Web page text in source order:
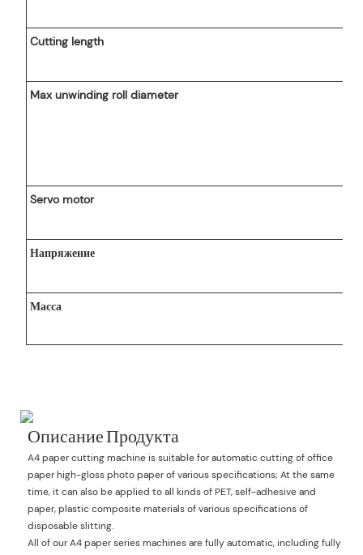
Cutting length
Max unwinding roll diameter
Servo motor
Напряжение
Масса
2020
Описание Продукта
A4 paper cutting machine is suitable for automatic cutting of office
paper high-gloss photo paper of various specifications; At the same
time, it can also be applied to all kinds of PET, self-adhesive and
paper, plastic composite materials of various specifications of
disposable slitting.
All of our A4 paper series machines are fully automatic, including fully